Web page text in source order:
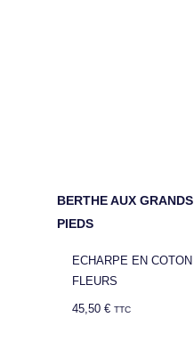
BERTHE AUX GRANDS
PIEDS
ECHARPE EN COTON
FLEURS
45,50€ TTC